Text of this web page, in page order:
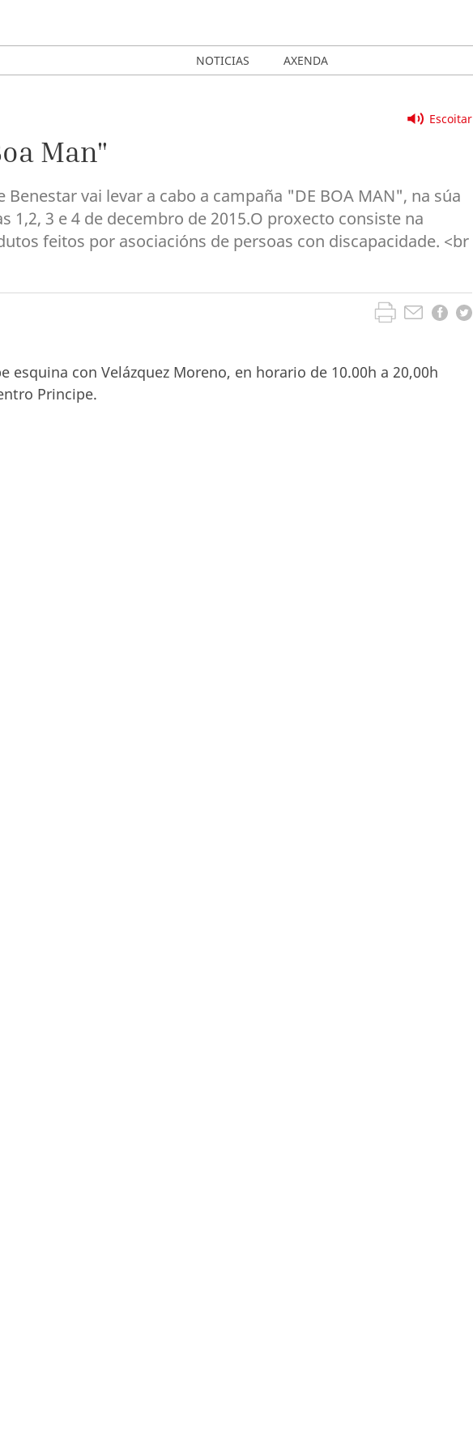
NOTICIAS AXENDA
Escoitar
Man"
Benestar vai levar a cabo a campaña "DE BOA MAN", na súa
1,2, 3 e 4 de decembro de 2015.O proxecto consiste na
feitos por asociacións de persoas con discapacidade. <br
esquina con Velázquez Moreno, en horario de 10.00h a 20,00h
Principe.